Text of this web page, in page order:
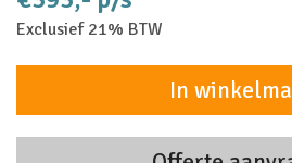
Exclusief 21% BTW
In